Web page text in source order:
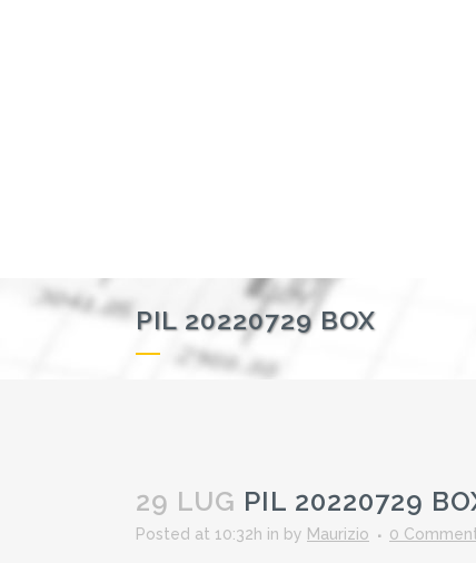
PIL 20220729 BOX
29 LUG PIL 20220729
Posted at 10:32h in by Maurizio 0